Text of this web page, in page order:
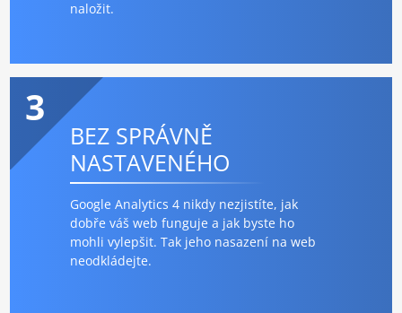
naložit.
3
BEZ SPRÁVNĚ
NASTAVENÉHO
Google Analytics 4 nikdy nezjistíte, jak
dobře váš web funguje a jak byste ho
mohli vylepšit. Tak jeho nasazení na web
neodkládejte.